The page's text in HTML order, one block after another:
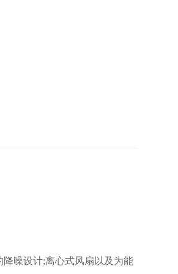
噪设计;离心式风扇以及为能